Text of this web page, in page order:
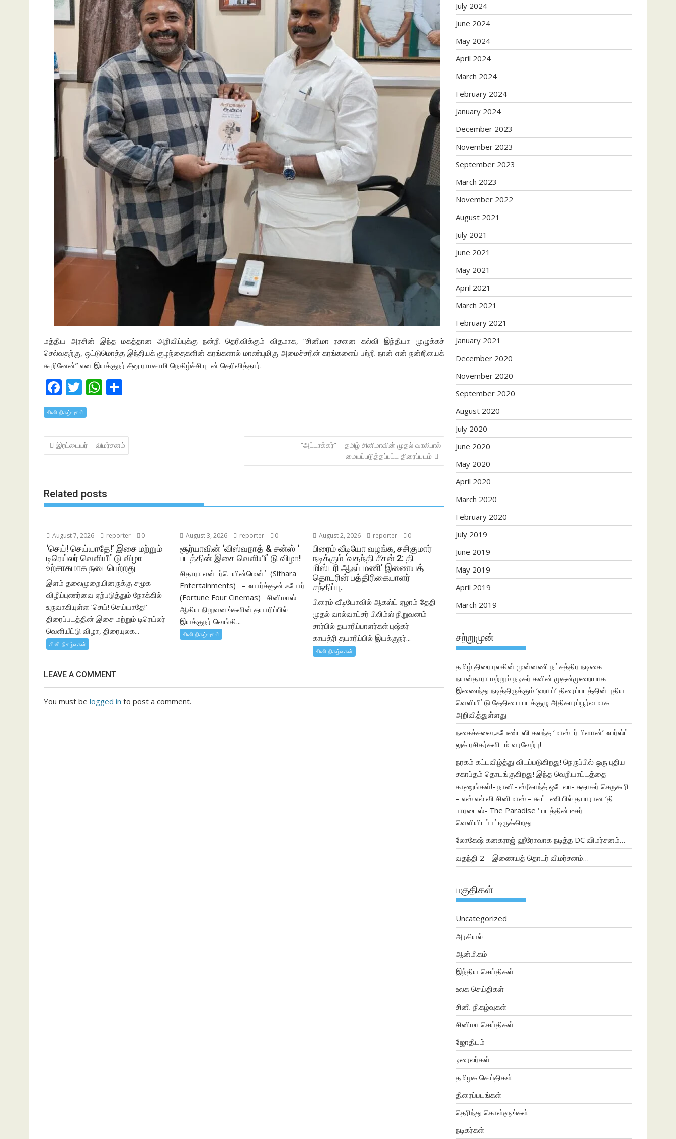
மத்திய அரசின் இந்த மகத்தான அறிவிப்புக்கு நன்றி தெரிவிக்கும் விதமாக, “சினிமா ரசனை கல்வி இந்தியா முழுக்கச்
செல்வதற்கு, ஒட்டுமொத்த இந்தியக் குழந்தைகளின் கரங்களால் மாண்புமிகு அமைச்சரின் கரங்களைப் பற்றி நான் என் நன்றியைக்
கூறினேன்” என இயக்குநர் சீனு ராமசாமி நெகிழ்ச்சியுடன் தெரிவித்தார்.
F
ac
e
b
o
T
w
itt
er
W
at
s
A
ar
e
சினி-நிகழ்வுகள்
Post
navigation
இரட்டையர் – விமர்சனம்
“அட்டாக்கர்” – தமிழ் சினிமாவின் முதல் வாலிபால்
மையப்படுத்தப்பட்ட திரைப்படம்
Related posts
August 7, 2026 reporter 0
‘செய்! செய்யாதே!’ இசை மற்றும்
டிரெய்லர் வெளியீட்டு விழா
உற்சாகமாக நடைபெற்றது
இளம் தலைமுறையினருக்கு சமூக
விழிப்புணர்வை ஏற்படுத்தும் நோக்கில்
உருவாகியுள்ள ‘செய்! செய்யாதே!’
திரைப்படத்தின் இசை மற்றும் டிரெய்லர்
வெளியீட்டு விழா, திரையுலக...
சினி-நிகழ்வுகள்
August 3, 2026 reporter 0
சூர்யாவின் ‘விஸ்வநாத் & சன்ஸ் ‘
படத்தின் இசை வெளியீட்டு விழா!
சிதாரா என்டர்டெயின்மென்ட் (Sithara
Entertainments) – ஃபார்ச்சூன் ஃபோர்
(Fortune Four Cinemas) சினிமாஸ்
ஆகிய நிறுவனங்களின் தயாரிப்பில்
இயக்குநர் வெங்கி...
சினி-நிகழ்வுகள்
August 2, 2026 reporter 0
பிரைம் வீடியோ வழங்க, சசிகுமார்
நடிக்கும் ‘வதந்தி சீசன் 2: தி
மிஸ்டரி ஆஃப் மணி’ இணையத்
தொடரின் பத்திரிகையாளர்
சந்திப்பு.
பிரைம் வீடியோவில் ஆகஸ்ட் ஏழாம் தேதி
முதல் வால்வாட்சர் பிலிம்ஸ் நிறுவனம்
சார்பில் தயாரிப்பாளர்கள் புஷ்கர் –
காயத்ரி தயாரிப்பில் இயக்குநர்...
சினி-நிகழ்வுகள்
LEAVE A COMMENT
You must be logged in to post a comment.
July 2024
June 2024
May 2024
April 2024
March 2024
February 2024
January 2024
December 2023
November 2023
September 2023
March 2023
November 2022
August 2021
July 2021
June 2021
May 2021
April 2021
March 2021
February 2021
January 2021
December 2020
November 2020
September 2020
August 2020
July 2020
June 2020
May 2020
April 2020
March 2020
February 2020
July 2019
June 2019
May 2019
April 2019
March 2019
சற்றுமுன்
தமிழ் திரையுலகின் முன்னணி நட்சத்திர நடிகை
நயன்தாரா மற்றும் நடிகர் கவின் முதன்முறையாக
இணைந்து நடித்திருக்கும் ‘ஹாய்’ திரைப்படத்தின் புதிய
வெளியீட்டு தேதியை படக்குழு அதிகாரப்பூர்வமாக
அறிவித்துள்ளது
நகைச்சுவை,ஃபேண்டஸி கலந்த ‘மாஸ்டர் பிளான்’ ஃபர்ஸ்ட்
லுக் ரசிகர்களிடம் வரவேற்பு!
நரகம் கட்டவிழ்த்து விடப்படுகிறது! நெருப்பில் ஒரு புதிய
சகாப்தம் தொடங்குகிறது! இந்த வெறியாட்டத்தை
காணுங்கள்!- நானி- ஸ்ரீகாந்த் ஒடேலா- சுதாகர் செருகூரி
– எஸ் எல் வி சினிமாஸ் – கூட்டணியில் தயாரான ‘தி
பாரடைஸ்- The Paradise ‘ படத்தின் டீசர்
வெளியிடப்பட்டிருக்கிறது
லோகேஷ் கனகராஜ் ஹீரோவாக நடித்த DC விமர்சனம்…
வதந்தி 2 – இணையத் தொடர் விமர்சனம்…
பகுதிகள்
Uncategorized
அரசியல்
ஆன்மிகம்
இந்திய செய்திகள்
உலக செய்திகள்
சினி-நிகழ்வுகள்
சினிமா செய்திகள்
ஜோதிடம்
டிரைலர்கள்
தமிழக செய்திகள்
திரைப்படங்கள்
தெரிந்து கொள்ளுங்கள்
நடிகர்கள்